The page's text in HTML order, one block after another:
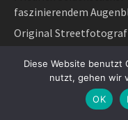
faszinierendem
Original
Geheimnisse
Neue Zeiten –
Kategorie 2020 – der
Diese Website benutzt
nutzt, gehen wir
OK